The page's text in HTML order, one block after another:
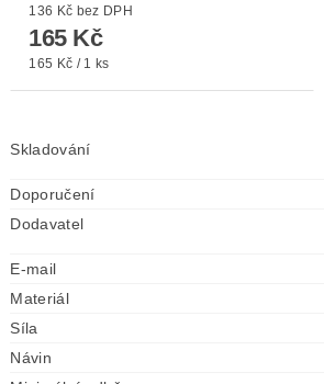
136 Kč bez DPH
165 Kč
165 Kč / 1 ks
Skladování
Doporučení
Dodavatel
E-mail
Materiál
Síla
Návin